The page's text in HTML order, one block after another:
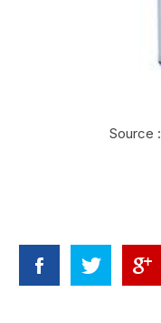
Source :